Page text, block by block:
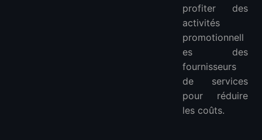
profiter des
activités
promotionnell
es des
fournisseurs
de services
pour réduire
les coûts.